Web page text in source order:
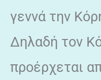
γεννά την
Δηλαδή τον
προέρχεται